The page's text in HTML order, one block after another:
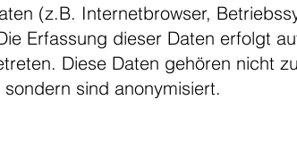
(z.B. Internetbrowser,
Erfassung dieser Daten erfolgt
Diese Daten gehören nicht
sind anonymisiert.